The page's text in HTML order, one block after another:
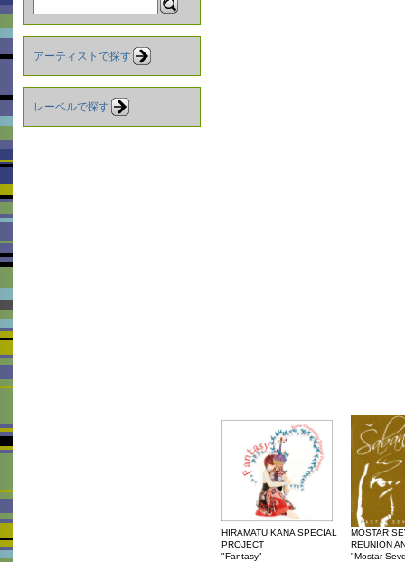
アーティストで探す
レーベルで探す
HIRAMATU KANA SPECIAL
PROJECT
"Fantasy"
MOSTAR
REUNION
"Mostar